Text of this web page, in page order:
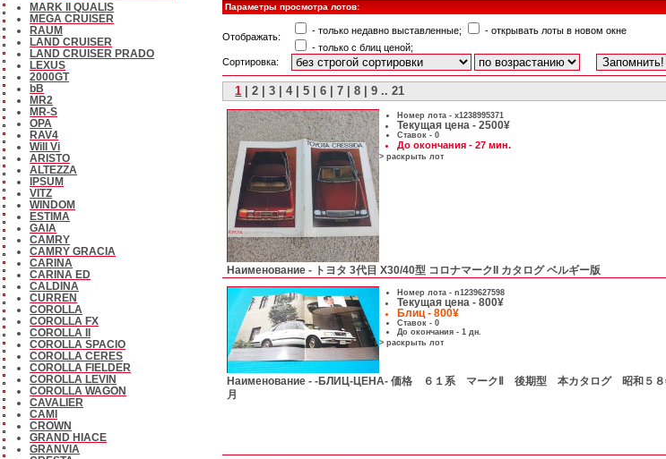
MARK II QUALIS
MEGA CRUISER
RAUM
LAND CRUISER
LAND CRUISER PRADO
LEXUS
2000GT
bB
MR2
MR-S
OPA
RAV4
Will Vi
ARISTO
ALTEZZA
IPSUM
VITZ
WINDOM
ESTIMA
GAIA
CAMRY
CAMRY GRACIA
CARINA
CARINA ED
CALDINA
CURREN
COROLLA
COROLLA FX
COROLLA II
COROLLA SPACIO
COROLLA CERES
COROLLA FIELDER
COROLLA LEVIN
COROLLA WAGON
CAVALIER
CAMI
CROWN
GRAND HIACE
GRANVIA
Параметры просмотра лотов:
Отображать:
- только недавно выставленные;
- открывать лоты в новом окне
- только с блиц ценой;
Сортировка:
1 |2 |3 |4|5 |6 |7 |8 |9 ..21
Номер лота - x1238995371
Текущая цена - 2500¥
Ставок - 0
До окончания - 27 мин.
> раскрыть лот
Наименование - トヨタ 3代目 X30/40型 コロナマークII カタログ ベルギー版
Номер лота - n1239627598
Текущая цена - 800¥
Блиц - 800¥
Ставок - 0
До окончания - 1 дн.
> раскрыть лот
Наименование - -БЛИЦ-ЦЕНА- 価格 ６１系 マークⅡ 後期型 本カタログ 昭和５８
月